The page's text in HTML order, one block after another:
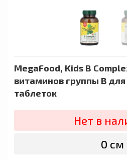
MegaFood, Kids B
витаминов группы B
таблеток
Нет в
0 сӯм